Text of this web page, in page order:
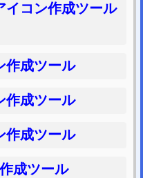
イコン作成ツール
作成ツール
作成ツール
作成ツール
成ツール